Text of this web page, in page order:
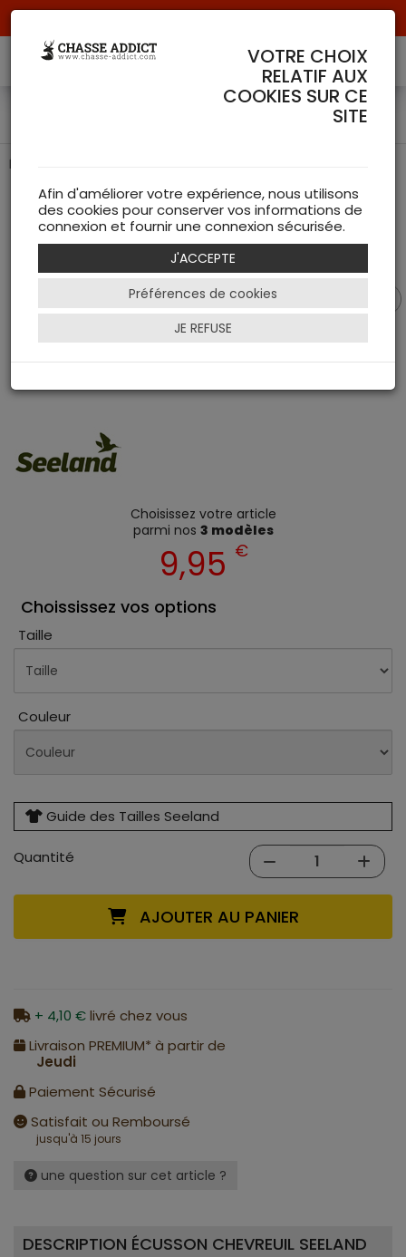
Écusson Chevreuil Seeland
Écusson pour trophée de chevreuil de chez Seeland
Choisissez votre article
parmi nos 3 modèles
9,95 €
Choississez vos options
Taille
Couleur
Guide des Tailles Seeland
Quantité
AJOUTER AU PANIER
+ 4,10 €livré chez vous
Livraison PREMIUM* à partir de
Jeudi
Paiement Sécurisé
Satisfait ou Remboursé
jusqu'à 15 jours
une question sur cet article ?
DESCRIPTION ÉCUSSON CHEVREUIL SEELAND
VOTRE CHOIX
RELATIF AUX
COOKIES SUR CE
SITE
Afin d'améliorer votre expérience, nous utilisons
des cookies pour conserver vos informations de
connexion et fournir une connexion sécurisée.
J'ACCEPTE
Préférences de cookies
JE REFUSE